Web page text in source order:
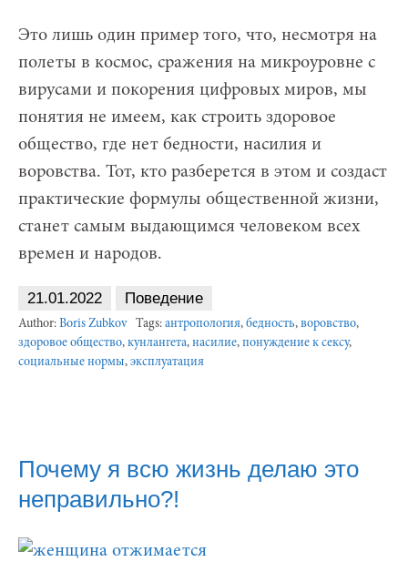
Это лишь один пример того, что, несмотря на
полеты в космос, сражения на микроуровне с
вирусами и покорения цифровых миров, мы
понятия не имеем, как строить здоровое
общество, где нет бедности, насилия и
воровства. Тот, кто разберется в этом и создаст
практические формулы общественной жизни,
станет самым выдающимся человеком всех
времен и народов.
21.01.2022 Поведение
Author: Boris Zubkov Tags: антропология, бедность, воровство,
здоровое общество, кунлангета, насилие, понуждение к сексу,
социальные нормы, эксплуатация
Почему я всю жизнь делаю это
неправильно?!